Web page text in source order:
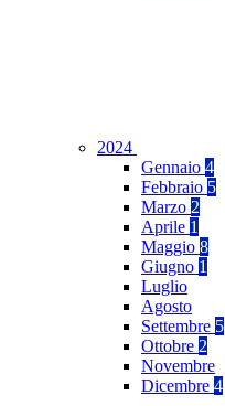
2024
Gennaio 4
Febbraio 5
Marzo 2
Aprile 1
Maggio 8
Giugno 1
Luglio
Agosto
Settembre 5
Ottobre 2
Novembre
Dicembre 4